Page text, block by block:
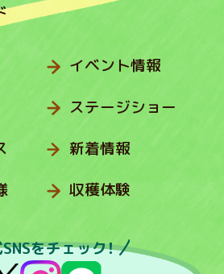
イベント情報
ステージショー
新着情報
収穫体験
をチェック！